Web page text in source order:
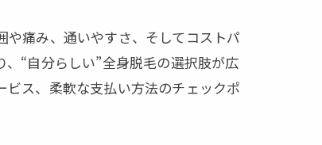
痛み、通いやすさ、そしてコストパ
“自分らしい”全身脱毛の選択肢が広
ス、柔軟な支払い方法のチェックポ